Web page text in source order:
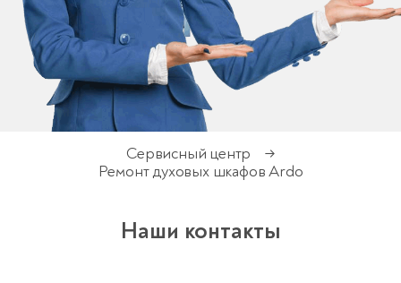
Сервисный центр
→
Ремонт духовых шкафов Ardo
Наши контакты